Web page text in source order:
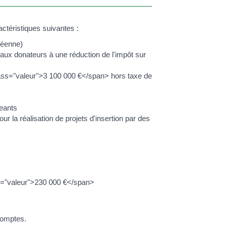
suivantes :
donateurs à une réduction de l'impôt sur
100 000 €</span> hors taxe de
la réalisation de projets d'insertion par des
000 €</span>